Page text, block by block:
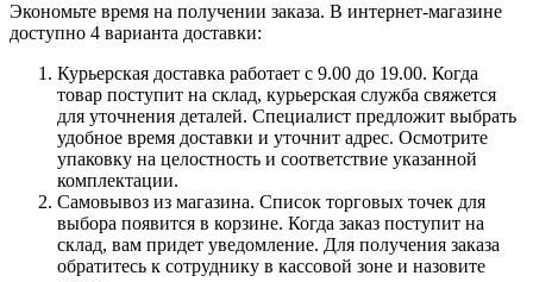
Экономьте время на получении заказа. В интернет-магазине
доступно 4 варианта доставки:
Курьерская доставка работает с 9.00 до 19.00. Когда
товар поступит на склад, курьерская служба свяжется
для уточнения деталей. Специалист предложит выбрать
удобное время доставки и уточнит адрес. Осмотрите
упаковку на целостность и соответствие указанной
комплектации.
Самовывоз из магазина. Список торговых точек для
выбора появится в корзине. Когда заказ поступит на
склад, вам придет уведомление. Для получения заказа
обратитесь к сотруднику в кассовой зоне и назовите